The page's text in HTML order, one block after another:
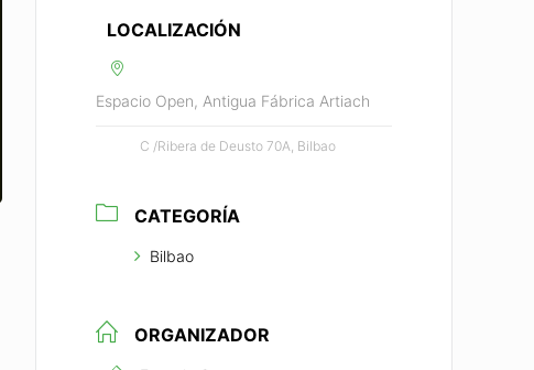
LOCALIZACIÓN
Espacio Open, Antigua Fábrica Artiach
C /Ribera de Deusto 70A, Bilbao
CATEGORÍA
Bilbao
ORGANIZADOR